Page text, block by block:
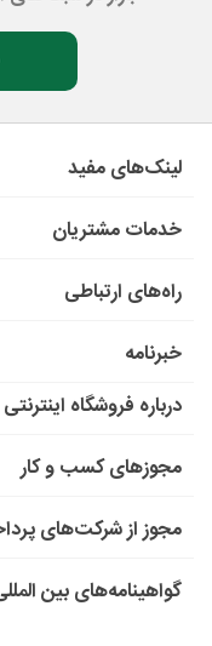
لینک‌های مفید
خدمات مشتریان
راه‌های ارتباطی
خبرنامه
درباره‌ فروشگاه اینترنتی
مجوزهای کسب و کار
مجوز از شرکت‌های
گواهینامه‌های بین